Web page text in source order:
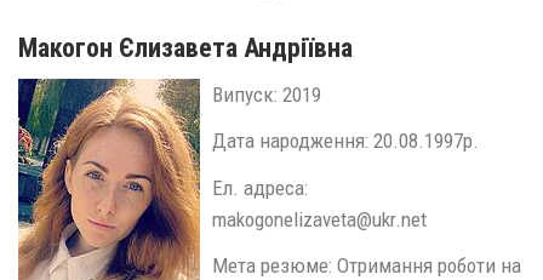
Макогон Єлизавета Андріївна
Випуск: 2019
Дата народження: 20.08.1997р.
Ел. адреса:
makogonelizaveta@ukr.net
Мета резюме: Отримання роботи на